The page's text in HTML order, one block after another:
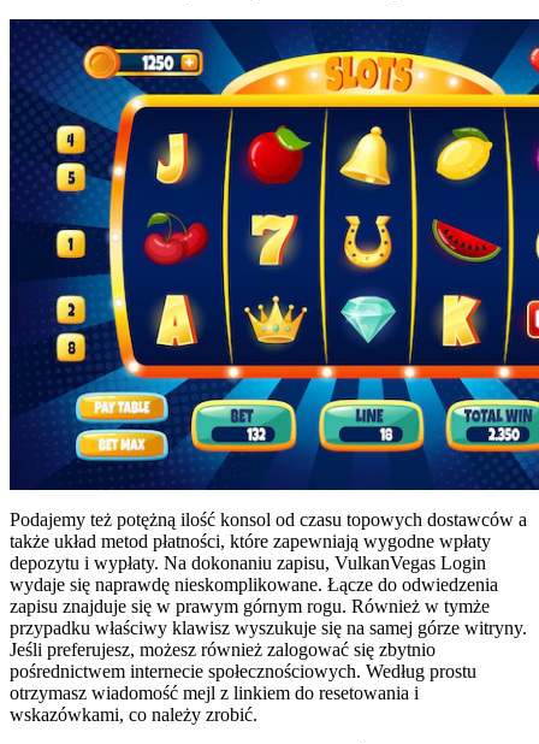
Podajemy też potężną ilość konsol od czasu topowych dostawców a
także układ metod płatności, które zapewniają wygodne wpłaty
depozytu i wypłaty. Na dokonaniu zapisu, VulkanVegas Login
wydaje się naprawdę nieskomplikowane. Łącze do odwiedzenia
zapisu znajduje się w prawym górnym rogu. Również w tymże
przypadku właściwy klawisz wyszukuje się na samej górze witryny.
Jeśli preferujesz, możesz również zalogować się zbytnio
pośrednictwem internecie społecznościowych. Według prostu
otrzymasz wiadomość mejl z linkiem do resetowania i
wskazówkami, co należy zrobić.